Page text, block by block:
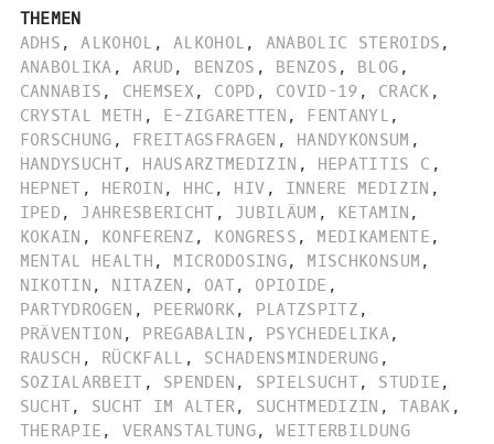
THEMEN
ADHS , ALKOHOL , ALKOHOL , ANABOLIC STEROIDS ,
ANABOLIKA , ARUD , BENZOS , BENZOS , BLOG ,
CANNABIS , CHEMSEX , COPD , COVID-19 , CRACK ,
CRYSTAL METH , E-ZIGARETTEN , FENTANYL ,
FORSCHUNG , FREITAGSFRAGEN , HANDYKONSUM ,
HANDYSUCHT, HAUSARZTMEDIZIN , HEPATITIS C ,
HEPNET , HEROIN , HHC , HIV , INNERE MEDIZIN ,
IPED , JAHRESBERICHT , JUBILÄUM , KETAMIN ,
KOKAIN , KONFERENZ , KONGRESS , MEDIKAMENTE ,
MENTAL HEALTH , MICRODOSING, MISCHKONSUM ,
NIKOTIN , NITAZEN , OAT, OPIOIDE ,
PARTYDROGEN , PEERWORK, PLATZSPITZ ,
PRÄVENTION , PREGABALIN , PSYCHEDELIKA,
RAUSCH , RÜCKFALL , SCHADENSMINDERUNG ,
SOZIALARBEIT , SPENDEN , SPIELSUCHT, STUDIE ,
SUCHT, SUCHT IM ALTER, SUCHTMEDIZIN , TABAK ,
THERAPIE , VERANSTALTUNG, WEITERBILDUNG